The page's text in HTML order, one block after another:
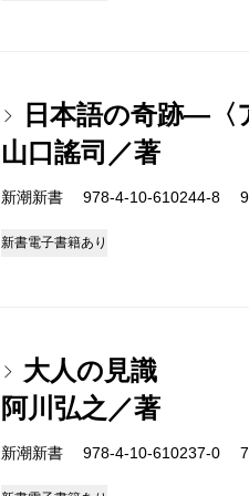
日本語の奇跡―
山口謠司／著
新潮新書 978-4-10-610244-8
新書電子書籍あり
大人の見識
阿川弘之／著
新潮新書 978-4-10-610237-0